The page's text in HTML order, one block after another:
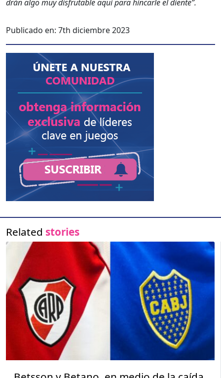
drán algo muy dis­frutable aquí para hin­car­le el diente”.
Publicado en: 7th diciembre 2023
Related stories